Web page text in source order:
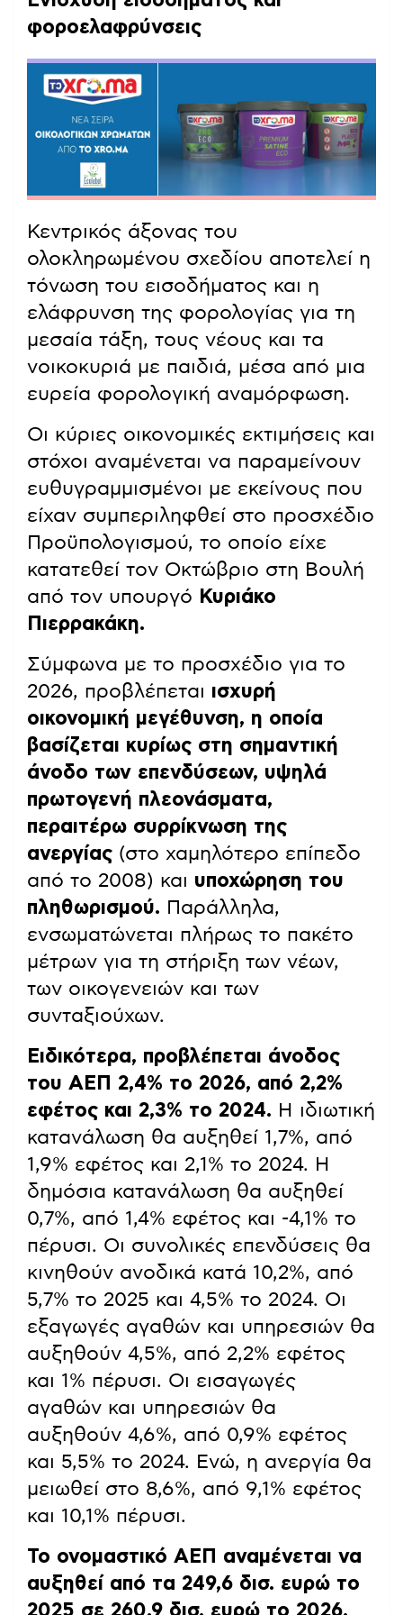
φοροελαφρύνσεις
Κεντρικός άξονας του
ολοκληρωμένου σχεδίου αποτελεί η
τόνωση του εισοδήματος και η
ελάφρυνση της φορολογίας για τη
μεσαία τάξη, τους νέους και τα
νοικοκυριά με παιδιά, μέσα από μια
ευρεία φορολογική αναμόρφωση.
Οι κύριες οικονομικές εκτιμήσεις και
στόχοι αναμένεται να παραμείνουν
ευθυγραμμισμένοι με εκείνους που
είχαν συμπεριληφθεί στο προσχέδιο
Προϋπολογισμού, το οποίο είχε
κατατεθεί τον Οκτώβριο στη Βουλή
από τον υπουργό Κυριάκο
Πιερρακάκη.
Σύμφωνα με το προσχέδιο για το
2026, προβλέπεται ισχυρή
οικονομική μεγέθυνση, η οποία
βασίζεται κυρίως στη σημαντική
άνοδο των επενδύσεων, υψηλά
πρωτογενή πλεονάσματα,
περαιτέρω συρρίκνωση της
ανεργίας (στο χαμηλότερο επίπεδο
από το 2008) και υποχώρηση του
πληθωρισμού. Παράλληλα,
ενσωματώνεται πλήρως το πακέτο
μέτρων για τη στήριξη των νέων,
των οικογενειών και των
συνταξιούχων.
Ειδικότερα, προβλέπεται άνοδος
του ΑΕΠ 2,4% το 2026, από 2,2%
εφέτος και 2,3% το 2024. Η ιδιωτική
κατανάλωση θα αυξηθεί 1,7%, από
1,9% εφέτος και 2,1% το 2024. Η
δημόσια κατανάλωση θα αυξηθεί
0,7%, από 1,4% εφέτος και -4,1% το
πέρυσι. Οι συνολικές επενδύσεις θα
κινηθούν ανοδικά κατά 10,2%, από
5,7% το 2025 και 4,5% το 2024. Οι
εξαγωγές αγαθών και υπηρεσιών θα
αυξηθούν 4,5%, από 2,2% εφέτος
και 1% πέρυσι. Οι εισαγωγές
αγαθών και υπηρεσιών θα
αυξηθούν 4,6%, από 0,9% εφέτος
και 5,5% το 2024. Ενώ, η ανεργία θα
μειωθεί στο 8,6%, από 9,1% εφέτος
και 10,1% πέρυσι.
Το ονομαστικό ΑΕΠ αναμένεται να
αυξηθεί από τα 249,6 δισ. ευρώ το
2025 σε 260,9 δισ. ευρώ το 2026.